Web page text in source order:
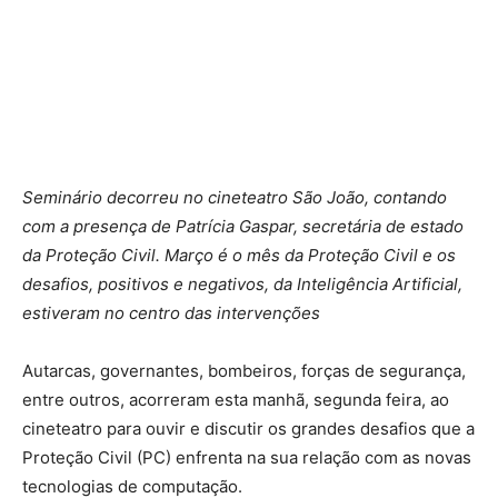
Seminário decorreu no cineteatro São João, contando
com a presença de Patrícia Gaspar, secretária de estado
da Proteção Civil. Março é o mês da Proteção Civil e os
desafios, positivos e negativos, da Inteligência Artificial,
estiveram no centro das intervenções
Autarcas, governantes, bombeiros, forças de segurança,
entre outros, acorreram esta manhã, segunda feira, ao
cineteatro para ouvir e discutir os grandes desafios que a
Proteção Civil (PC) enfrenta na sua relação com as novas
tecnologias de computação.